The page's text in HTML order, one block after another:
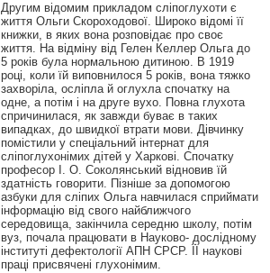
Другим відомим прикладом сліпоглухоти є
життя Ольги Скороходової. Широко відомі її
книжки, в яких вона розповідає про своє
життя. На відміну від Гелен Келлер Ольга до
5 років була нормальною дитиною. В 1919
році, коли їй виповнилося 5 років, вона тяжко
захворіла, осліпла й оглухла спочатку на
одне, а потім і на друге вухо. Повна глухота
спричинилася, як завжди буває в таких
випадках, до швидкої втрати мови. Дівчинку
помістили у спеціальний інтернат для
сліпоглухонімих дітей у Харкові. Спочатку
професор І. О. Соколянський відновив їй
здатність говорити. Пізніше за допомогою
азбуки для сліпих Ольга навчилася сприймати
інформацію від свого найближчого
середовища, закінчила середню школу, потім
вуз, почала працювати в Науково- дослідному
інституті дефектології АПН СРСР. ЇЇ наукові
праці присвячені глухонімим.